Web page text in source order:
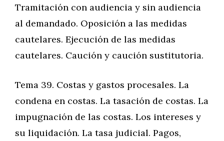
Tramitación con audiencia y sin audiencia
al demandado. Oposición a las medidas
cautelares. Ejecución de las medidas
cautelares. Caución y caución sustitutoria.
Tema 39. Costas y gastos procesales. La
condena en costas. La tasación de costas. La
impugnación de las costas. Los intereses y
su liquidación. La tasa judicial. Pagos,